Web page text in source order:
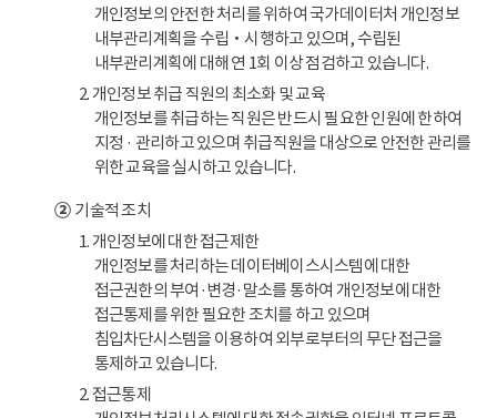
개인정보의 안전한 처리를 위하여 국가데이터처 개인정보
내부관리계획을 수립‧시행하고 있으며, 수립된
내부관리계획에 대해 연 1회 이상 점검하고 있습니다.
2. 개인정보 취급 직원의 최소화 및 교육
개인정보를 취급하는 직원은 반드시 필요한 인원에 한하여
지정 · 관리하고 있으며 취급직원을 대상으로 안전한 관리를
위한 교육을 실시하고 있습니다.
②기술적 조치
1. 개인정보에 대한 접근제한
개인정보를 처리하는 데이터베이스시스템에 대한
접근권한의 부여·변경·말소를 통하여 개인정보에 대한
접근통제를 위한 필요한 조치를 하고 있으며
침입차단시스템을 이용하여 외부로부터의 무단 접근을
통제하고 있습니다.
2. 접근통제